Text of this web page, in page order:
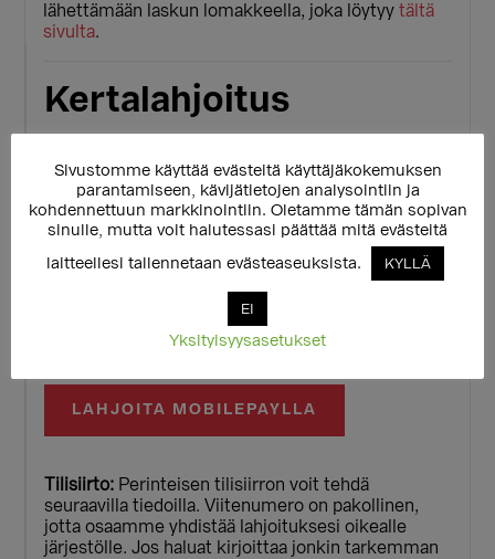
lähettämään laskun lomakkeella, joka löytyytältä
sivulta.
Kertalahjoitus
kaikki lahjoitukset auttavat sateenkaaritoimintaa!
Voit maksaa verkkopankissasi tai pankki- tai
luottokortillasi.
20 € MUU SUMMA
Lahjoittaa voi myös MobilePaylla, nappi avaa
LAHJOITA MOBILEPAYLLA
Tilisiirto: Perinteisen tilisiirron voit tehdä
seuraavilla tiedoilla. Viitenumero on pakollinen,
jotta osaamme yhdistää lahjoituksesi oikealle
järjestölle. Jos haluat kirjoittaa jonkin tarkemman
Sivustomme käyttää evästeitä käyttäjäkokemuksen
parantamiseen, kävijätietojen analysointiin ja
kohdennettuun markkinointiin. Oletamme tämän sopivan
sinulle, mutta voit halutessasi päättää mitä evästeitä
laitteellesi tallennetaan evästeaseuksista.
KYLLÄ
EI
Yksityisyysasetukset